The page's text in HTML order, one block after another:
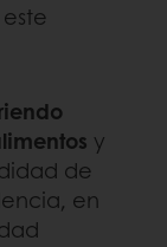
y
de
en